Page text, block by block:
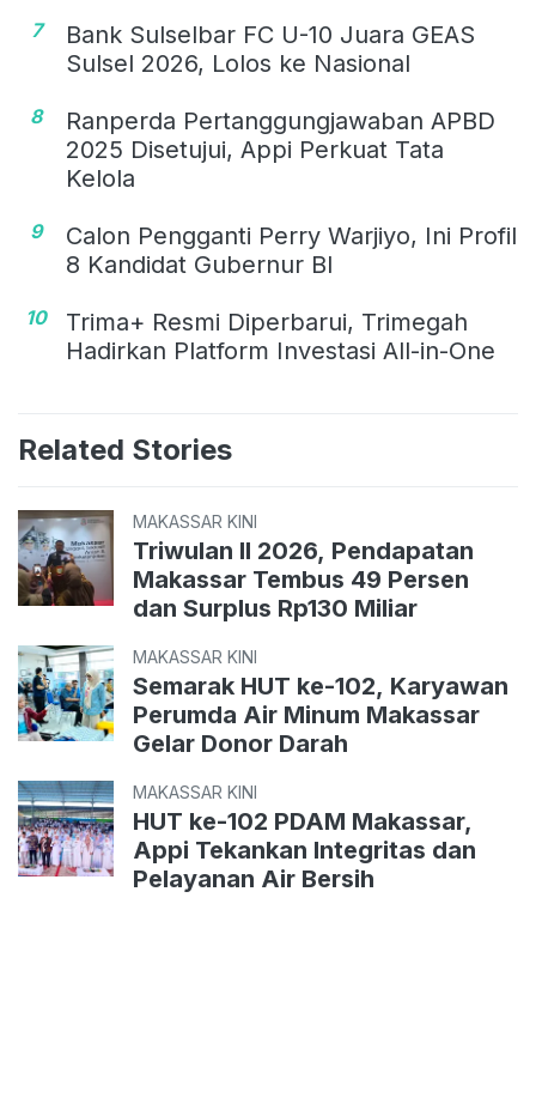
7
Bank Sulselbar FC U-10 Juara GEAS
Sulsel 2026, Lolos ke Nasional
8
Ranperda Pertanggungjawaban APBD
2025 Disetujui, Appi Perkuat Tata
Kelola
9
Calon Pengganti Perry Warjiyo, Ini Profil
8 Kandidat Gubernur BI
10
Trima+ Resmi Diperbarui, Trimegah
Hadirkan Platform Investasi All-in-One
Related Stories
MAKASSAR KINI
Triwulan II 2026, Pendapatan
Makassar Tembus 49 Persen
dan Surplus Rp130 Miliar
MAKASSAR KINI
Semarak HUT ke-102, Karyawan
Perumda Air Minum Makassar
Gelar Donor Darah
MAKASSAR KINI
HUT ke-102 PDAM Makassar,
Appi Tekankan Integritas dan
Pelayanan Air Bersih